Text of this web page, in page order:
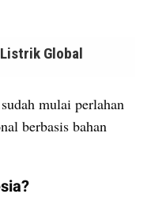
mulai perlahan
berbasis bahan